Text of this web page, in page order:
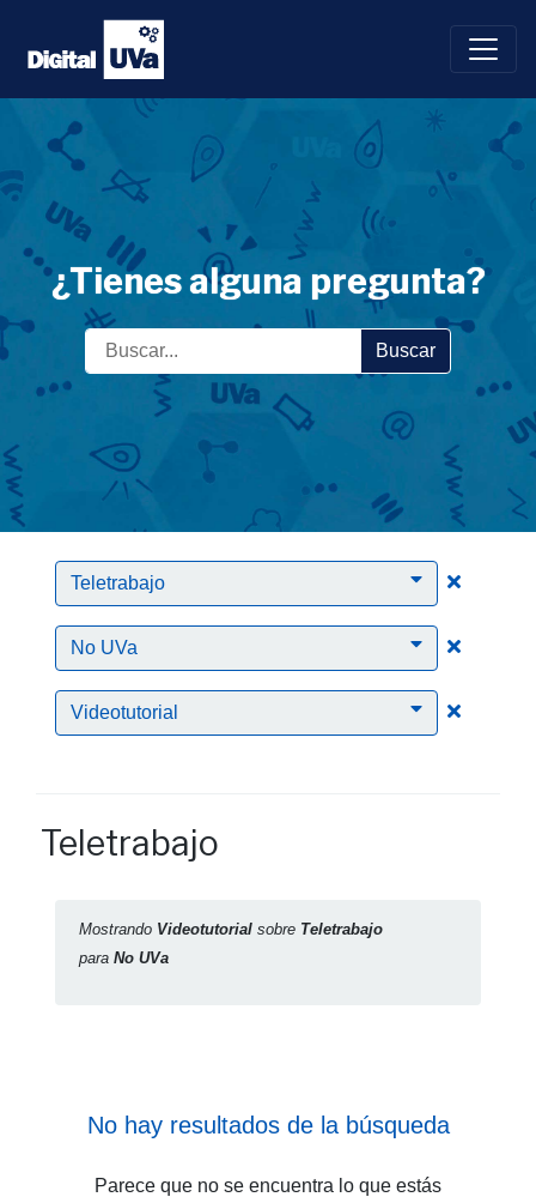
Saltar
contenido
¿Tienes alguna pregunta?
Buscar
Teletrabajo Clic
No UVa Clic
Videotutorial Clic
Teletrabajo
Mostrando Videotutorial sobre Teletrabajo
para No UVa
No hay resultados de la búsqueda
Parece que no se encuentra lo que estás